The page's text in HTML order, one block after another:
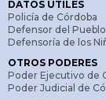
DATOS ÚTILES
Policía de Córdoba
Defensor del
Defensoría de los
OTROS PODERES
Poder Ejecutivo de
Poder Judicial de